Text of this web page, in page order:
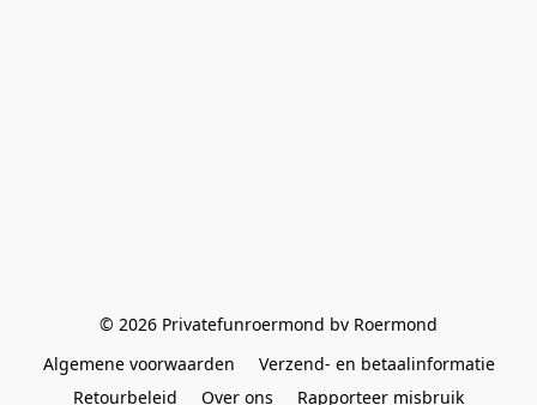
© 2026 Privatefunroermond bv Roermond
Algemene voorwaarden
Verzend- en betaalinformatie
Retourbeleid
Over ons Rapporteer misbruik